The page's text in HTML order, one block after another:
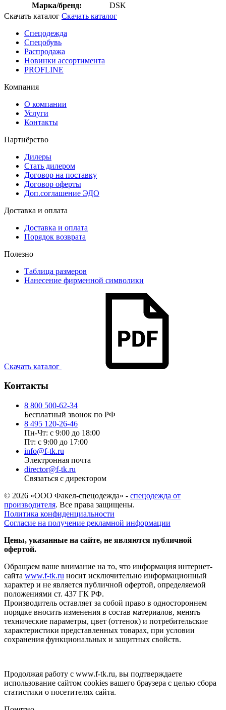
Марка/бренд:
DSK
Скачать каталог Скачать каталог
Спецодежда
Спецобувь
Распродажа
Новинки ассортимента
PROFLINE
Компания
О компании
Услуги
Контакты
Партнёрство
Дилеры
Стать дилером
Договор на поставку
Договор оферты
Доп.соглашение ЭДО
Доставка и оплата
Доставка и оплата
Порядок возврата
Полезно
Таблица размеров
Нанесение фирменной символики
Скачать каталог
Контакты
8 800 500-62-34
Бесплатный звонок по РФ
8 495 120-26-46
Пн-Чт: с 9:00 до 18:00
Пт: с 9:00 до 17:00
info@f-tk.ru
Электронная почта
director@f-tk.ru
Связаться с директором
© 2026 «ООО Факел-спецодежда» - спецодежда от
производителя. Все права защищены.
Политика конфиденциальности
Согласие на получение рекламной информации
Цены, указанные на сайте, не являются публичной
офертой.
Обращаем ваше внимание на то, что информация интернет-
сайта www.f-tk.ru носит исключительно информационный
характер и не является публичной офертой, определяемой
положениями ст. 437 ГК РФ.
Производитель оставляет за собой право в одностороннем
порядке вносить изменения в состав материалов, менять
технические параметры, цвет (оттенок) и потребительские
характеристики представленных товарах, при условии
сохранения функциональных и защитных свойств.
Продолжая работу с www.f-tk.ru, вы подтверждаете
использование сайтом cookies вашего браузера с целью сбора
статистики о посетителях сайта.